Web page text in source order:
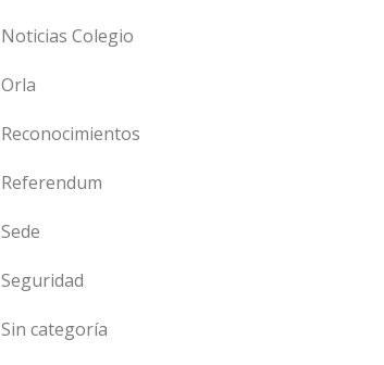
Noticias Colegio
Orla
Reconocimientos
Referendum
Sede
Seguridad
Sin categoría